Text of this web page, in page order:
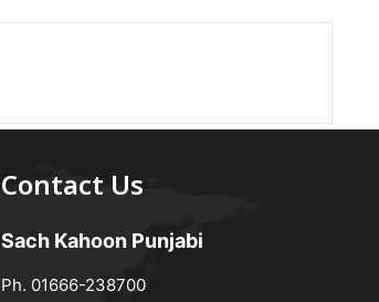
Contact Us
Sach Kahoon Punjabi
Ph. 01666-238700